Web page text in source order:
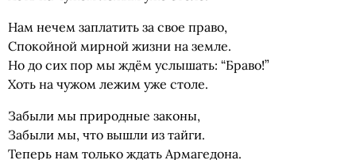
Нам нечем заплатить за свое право,
Спокойной мирной жизни на земле.
Но до сих пор мы ждём услышать: “Браво!”
Хоть на чужом лежим уже столе.
Забыли мы природные законы,
Забыли мы, что вышли из тайги.
Теперь нам только ждать Армагедона.